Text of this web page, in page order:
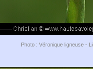
Photo : Véronique ligneuse -